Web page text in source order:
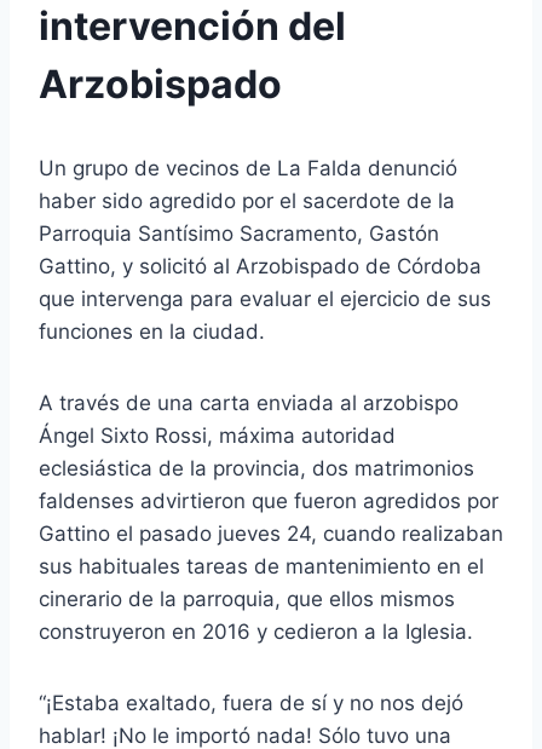
intervención del
Arzobispado
Un grupo de vecinos de La Falda denunció
haber sido agredido por el sacerdote de la
Parroquia Santísimo Sacramento, Gastón
Gattino, y solicitó al Arzobispado de Córdoba
que intervenga para evaluar el ejercicio de sus
funciones en la ciudad.
A través de una carta enviada al arzobispo
Ángel Sixto Rossi, máxima autoridad
eclesiástica de la provincia, dos matrimonios
faldenses advirtieron que fueron agredidos por
Gattino el pasado jueves 24, cuando realizaban
sus habituales tareas de mantenimiento en el
cinerario de la parroquia, que ellos mismos
construyeron en 2016 y cedieron a la Iglesia.
“¡Estaba exaltado, fuera de sí y no nos dejó
hablar! ¡No le importó nada! Sólo tuvo una